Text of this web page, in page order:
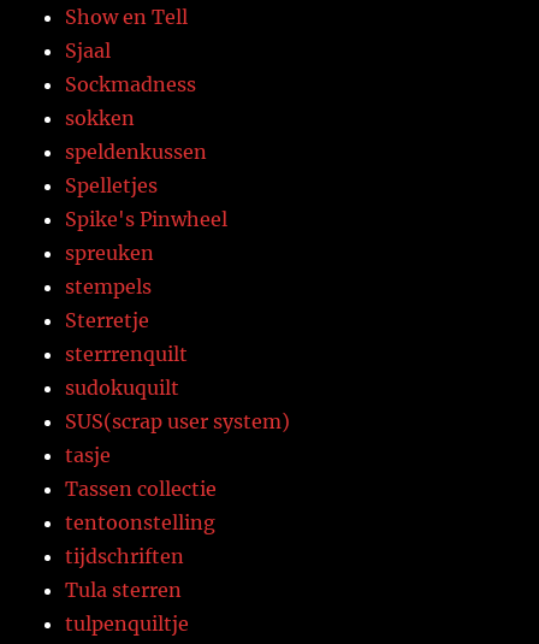
Show en Tell
Sjaal
Sockmadness
sokken
speldenkussen
Spelletjes
Spike's Pinwheel
spreuken
stempels
Sterretje
sterrrenquilt
sudokuquilt
SUS(scrap user system)
tasje
Tassen collectie
tentoonstelling
tijdschriften
Tula sterren
tulpenquiltje